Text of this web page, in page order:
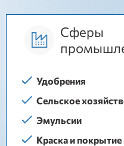
Сферы
Удобрения
Сельское
Эмульсии
Краска и